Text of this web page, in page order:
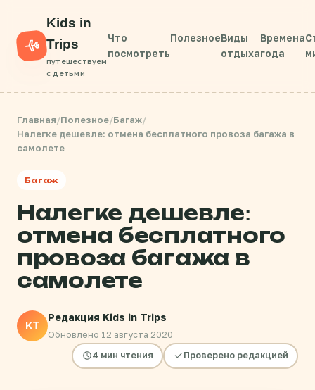
Kids in
Trips
путешествуем
с детьми
Что
посмотреть
ПолезноеВиды
отдыха
Времена
года
Главная/Полезное/Багаж/
Налегке дешевле: отмена бесплатного провоза багажа в
самолете
Багаж
Налегке дешевле:
отмена бесплатного
провоза багажа в
самолете
KT
Редакция Kids in Trips
Обновлено 12 августа 2020
4 мин чтения
Проверено редакцией